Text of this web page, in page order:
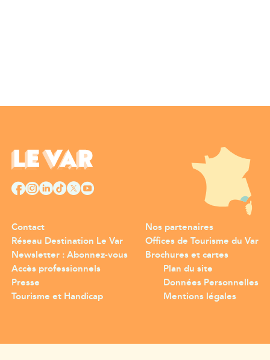
Contact
Réseau Destination Le Var
Newsletter : Abonnez-vous
Nos partenaires
Offices de Tourisme du Var
Brochures et cartes
Accès professionnels
Presse
Tourisme et Handicap
Plan du site
Données Personnelles
Mentions légales